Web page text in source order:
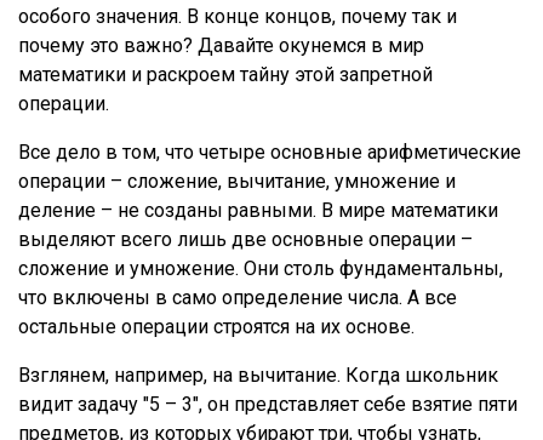
особого значения. В конце концов, почему так и
почему это важно? Давайте окунемся в мир
математики и раскроем тайну этой запретной
операции.
Все дело в том, что четыре основные арифметические
операции – сложение, вычитание, умножение и
деление – не созданы равными. В мире математики
выделяют всего лишь две основные операции –
сложение и умножение. Они столь фундаментальны,
что включены в само определение числа. А все
остальные операции строятся на их основе.
Взглянем, например, на вычитание. Когда школьник
видит задачу "5 – 3", он представляет себе взятие пяти
предметов, из которых убирают три, чтобы узнать,